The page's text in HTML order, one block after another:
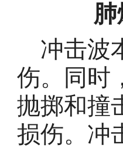
冲击波
伤。同时
抛掷和撞
损伤。冲